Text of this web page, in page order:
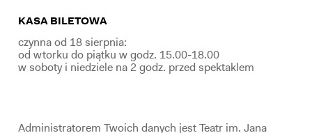
KASA BILETOWA
czynna od 18 sierpnia:
od wtorku do piątku w godz. 15.00-18.00
w soboty i niedziele na 2 godz. przed spektaklem
Administratorem Twoich danych jest Teatr im. Jana